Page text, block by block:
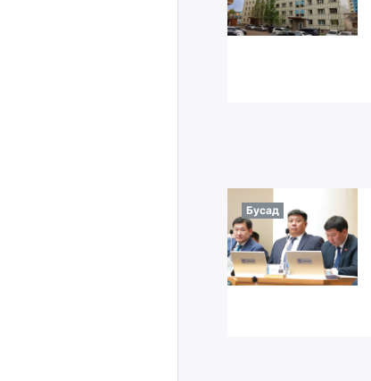
Бусад